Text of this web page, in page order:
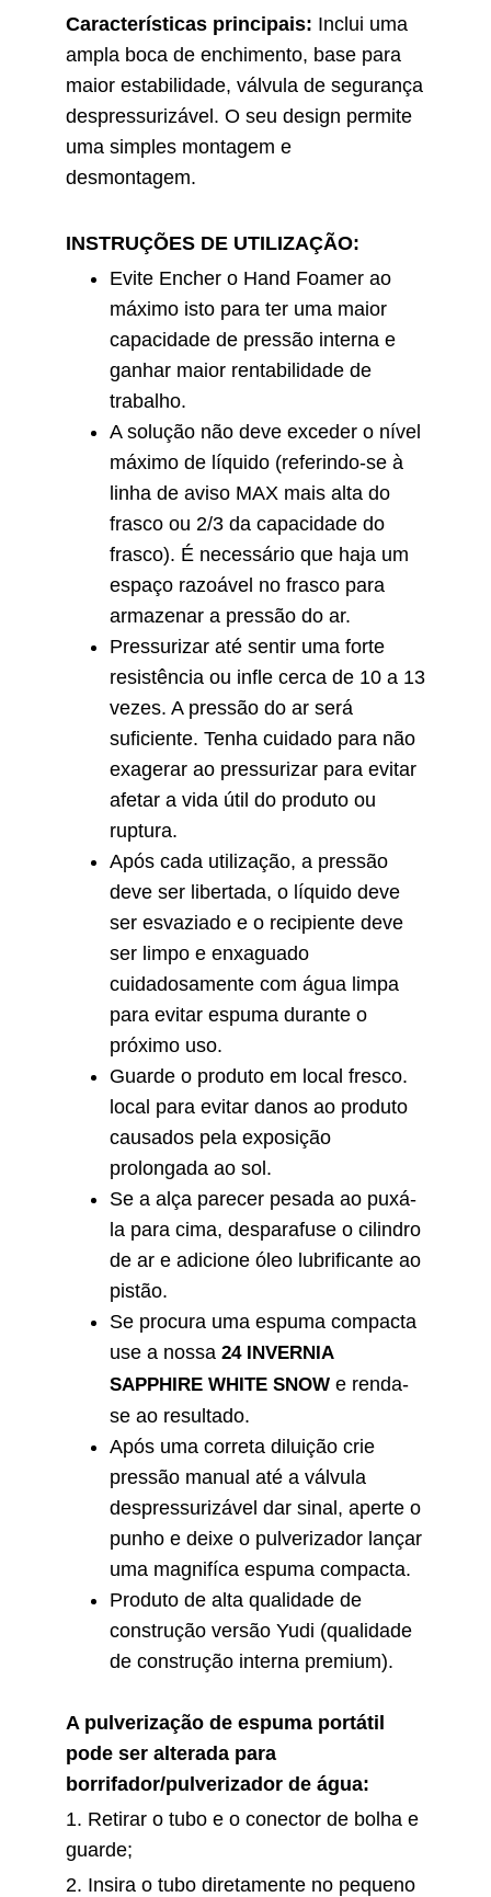
Características principais: Inclui uma
ampla boca de enchimento, base para
maior estabilidade, válvula de segurança
despressurizável. O seu design permite
uma simples montagem e
desmontagem.
INSTRUÇÕES DE UTILIZAÇÃO:
Evite Encher o Hand Foamer ao
máximo isto para ter uma maior
capacidade de pressão interna e
ganhar maior rentabilidade de
trabalho.
A solução não deve exceder o nível
máximo de líquido (referindo-se à
linha de aviso MAX mais alta do
frasco ou 2/3 da capacidade do
frasco). É necessário que haja um
espaço razoável no frasco para
armazenar a pressão do ar.
Pressurizar até sentir uma forte
resistência ou infle cerca de 10 a 13
vezes. A pressão do ar será
suficiente. Tenha cuidado para não
exagerar ao pressurizar para evitar
afetar a vida útil do produto ou
ruptura.
Após cada utilização, a pressão
deve ser libertada, o líquido deve
ser esvaziado e o recipiente deve
ser limpo e enxaguado
cuidadosamente com água limpa
para evitar espuma durante o
próximo uso.
Guarde o produto em local fresco.
local para evitar danos ao produto
causados pela exposição
prolongada ao sol.
Se a alça parecer pesada ao puxá-
la para cima, desparafuse o cilindro
de ar e adicione óleo lubrificante ao
pistão.
Se procura uma espuma compacta
use a nossa 24 INVERNIA
SAPPHIRE WHITE SNOW e renda-
se ao resultado.
Após uma correta diluição crie
pressão manual até a válvula
despressurizável dar sinal, aperte o
punho e deixe o pulverizador lançar
uma magnifíca espuma compacta.
Produto de alta qualidade de
construção versão Yudi (qualidade
de construção interna premium).
A pulverização de espuma portátil
pode ser alterada para
borrifador/pulverizador de água:
1. Retirar o tubo e o conector de bolha e
guarde;
2. Insira o tubo diretamente no pequeno